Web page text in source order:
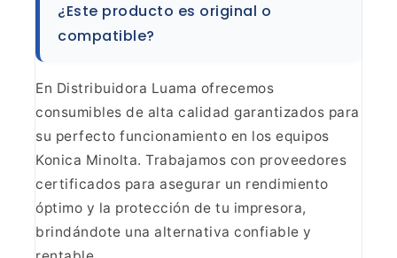
¿Este producto es original o
compatible?
En Distribuidora Luama ofrecemos
consumibles de alta calidad garantizados para
su perfecto funcionamiento en los equipos
Konica Minolta. Trabajamos con proveedores
certificados para asegurar un rendimiento
óptimo y la protección de tu impresora,
brindándote una alternativa confiable y